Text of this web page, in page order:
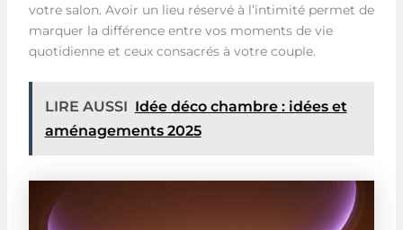
votre salon. Avoir un lieu réservé à l’intimité permet de
marquer la différence entre vos moments de vie
quotidienne et ceux consacrés à votre couple.
LIRE AUSSI Idée déco chambre : idées et
aménagements 2025